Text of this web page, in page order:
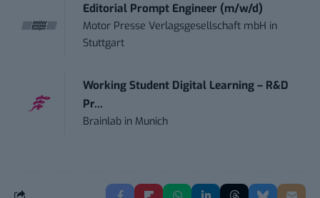
Editorial Prompt Engineer (m/w/d)
Motor Presse Verlagsgesellschaft mbH in
Stuttgart
Working Student Digital Learning – R&D
Pr...
Brainlab in Munich